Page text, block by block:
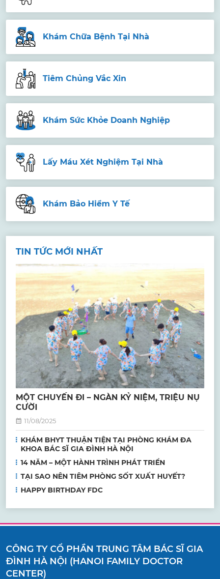
Khám Chữa Bệnh Tại Nhà
Tiêm Chủng Vắc Xin
Khám Sức Khỏe Doanh Nghiệp
Lấy Máu Xét Nghiệm Tại Nhà
Khám Bảo Hiểm Y Tế
TIN TỨC MỚI NHẤT
MỘT CHUYẾN ĐI – NGÀN KỶ NIỆM, TRIỆU NỤ
CƯỜI
11/08/2025
KHÁM BHYT THUẬN TIỆN TẠI PHÒNG KHÁM ĐA
KHOA BÁC SĨ GIA ĐÌNH HÀ NỘI
14 NĂM – MỘT HÀNH TRÌNH PHÁT TRIỂN
TẠI SAO NÊN TIÊM PHÒNG SỐT XUẤT HUYẾT?
HAPPY BIRTHDAY FDC
CÔNG TY CỔ PHẦN TRUNG TÂM BÁC SĨ GIA
ĐÌNH HÀ NỘI (HANOI FAMILY DOCTOR
CENTER)